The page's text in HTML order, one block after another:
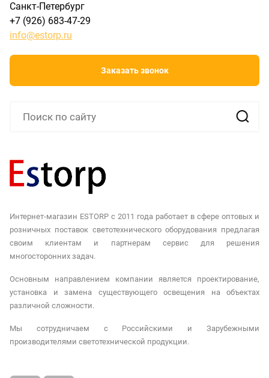
Интернет-магазин ESTORP с 2011 года работает в сфере оптовых и
розничных поставок светотехнического оборудования предлагая
своим клиентам и партнерам сервис для решения
многосторонних задач.
Основным направлением компании является проектирование,
установка и замена существующего освещения на объектах
различной сложности.
Мы сотрудничаем с Российскими и Зарубежными
производителями светотехнической продукции.
Санкт-Петербург
+7 (926) 683-47-29
info@estorp.ru
Заказать звонок